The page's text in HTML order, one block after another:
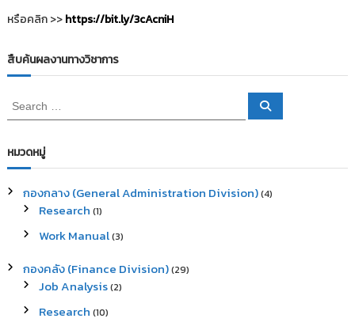
วิ
ย
หรือคลิก >>https://bit.ly/3cAcniH
สืบค้นผลงานทางวิชาการ
e
r
c
f
S
หมวดหมู่
กองกลาง (General Administration Division)(4)
Research (1)
Work Manual(3)
กองคลัง (Finance Division)(29)
Job Analysis(2)
Research (10)